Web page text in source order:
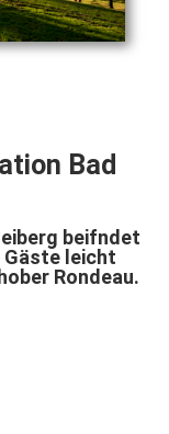
Bad
beifndet
Gäste leicht
Rondeau.